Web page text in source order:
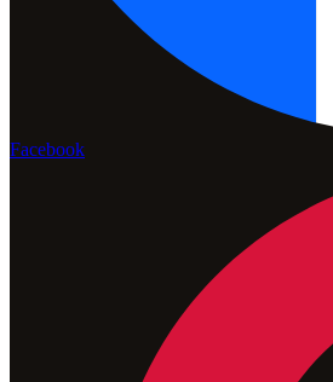
Facebook